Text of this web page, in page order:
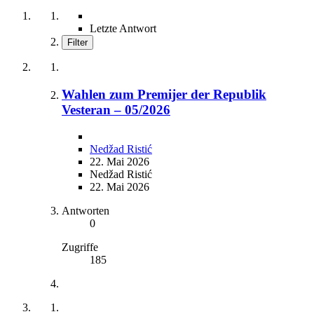
Letzte Antwort
Filter
Wahlen zum Premijer der Republik
Vesteran – 05/2026
Nedžad Ristić
22. Mai 2026
Nedžad Ristić
22. Mai 2026
Antworten
0
Zugriffe
185